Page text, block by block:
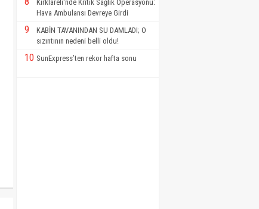
Kırklareli'nde Kritik Sağlık Operasyonu:
Hava Ambulansı Devreye Girdi
9
KABİN TAVANINDAN SU DAMLADI; O
sızıntının nedeni belli oldu!
10 SunExpress’ten rekor hafta sonu